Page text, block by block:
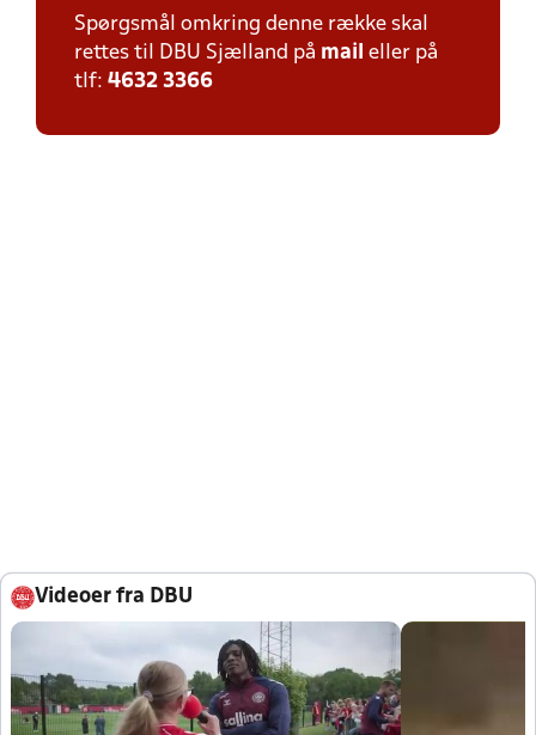
Spørgsmål omkring denne række skal
rettes til DBU Sjælland på mail eller på
tlf: 4632 3366
Videoer fra DBU